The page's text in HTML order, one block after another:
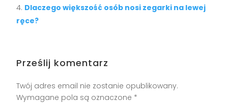
Dlaczego większość osób nosi zegarki na lewej
ręce?
Prześlij komentarz
Twój adres email nie zostanie opublikowany.
Wymagane pola są oznaczone *